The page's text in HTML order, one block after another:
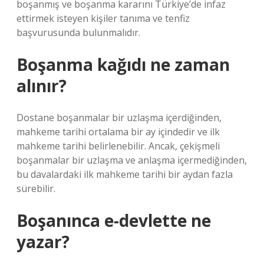
boşanmış ve boşanma kararını Türkiye’de infaz
ettirmek isteyen kişiler tanıma ve tenfiz
başvurusunda bulunmalıdır.
Boşanma kağıdı ne zaman
alınır?
Dostane boşanmalar bir uzlaşma içerdiğinden,
mahkeme tarihi ortalama bir ay içindedir ve ilk
mahkeme tarihi belirlenebilir. Ancak, çekişmeli
boşanmalar bir uzlaşma ve anlaşma içermediğinden,
bu davalardaki ilk mahkeme tarihi bir aydan fazla
sürebilir.
Boşanınca e-devlette ne
yazar?